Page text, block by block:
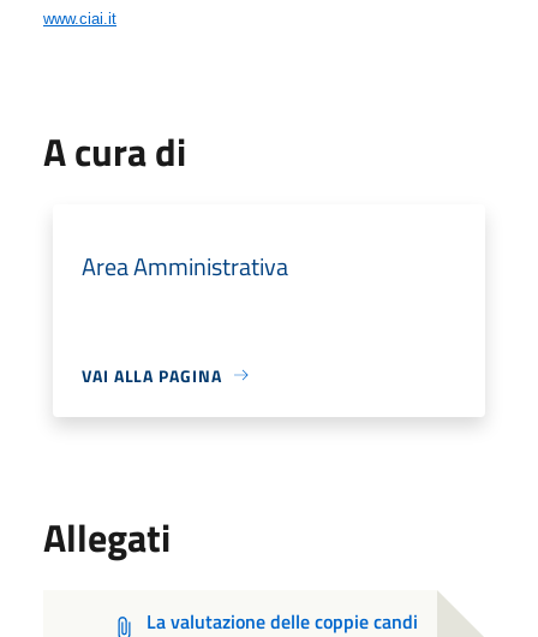
www.ciai.it
A cura di
Area Amministrativa
VAI ALLA PAGINA
Allegati
La valutazione delle coppie candi